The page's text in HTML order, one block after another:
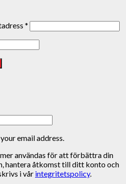
*
email address.
användas för att förbättra din
hantera åtkomst till ditt konto och
i vår integritetspolicy.